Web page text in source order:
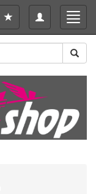
Toggle
navigation